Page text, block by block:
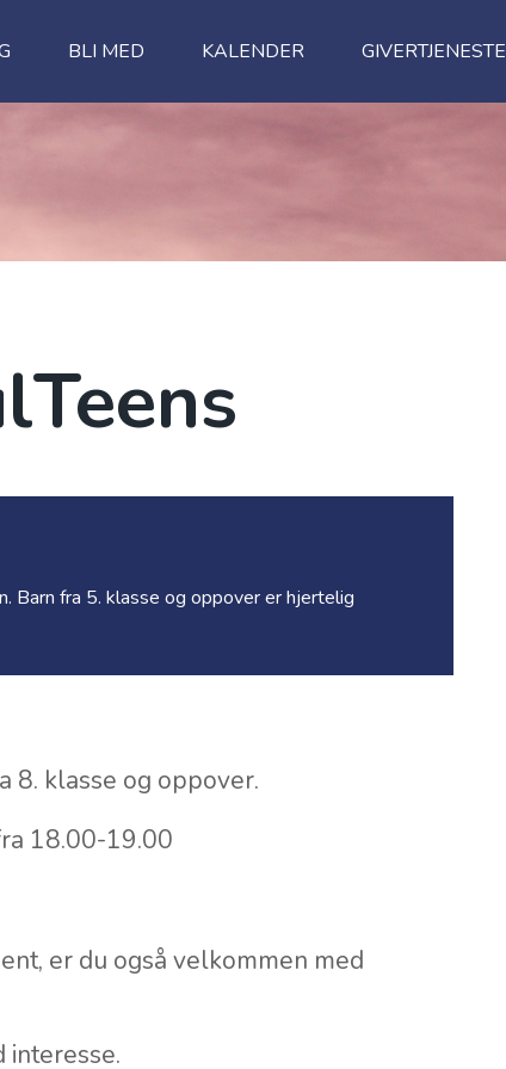
BLI MED KALENDER GIVERTJENESTE
Barn fra 5. klasse og oppover er hjertelig
8. klasse og oppover.
18.00-19.00
er du også velkommen med
interesse.